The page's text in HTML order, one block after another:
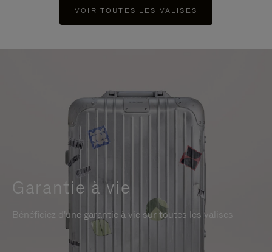
VOIR TOUTES LES VALISES
Garantie à vie
Bénéficiez d'une garantie à vie sur toutes les valises